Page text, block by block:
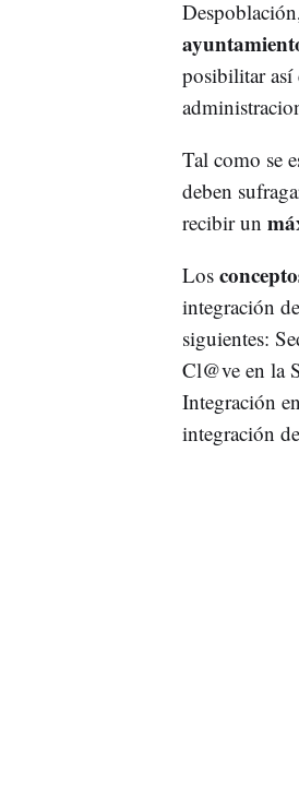
posibilitar así
Tal como se
deben
recibir un
Los
integración
siguientes:
Cl@ve en la
Integración
integración